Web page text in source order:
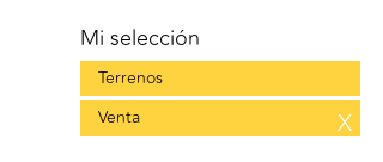
Mi selección
Terrenos
Venta
X